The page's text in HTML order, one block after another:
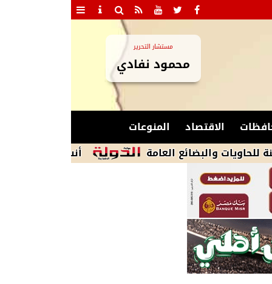
مستشار التحرير
محمود نفادي
الاقتصاد
المنوعات
أنس وائل ينتقل إلى